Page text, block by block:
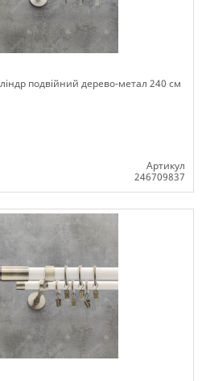
подвійний дерево-метал 240 см
Артикул
246709837